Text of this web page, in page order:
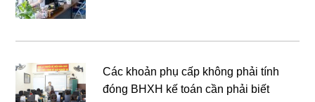
Các khoản phụ cấp không phải tính
đóng BHXH kế toán cần phải biết